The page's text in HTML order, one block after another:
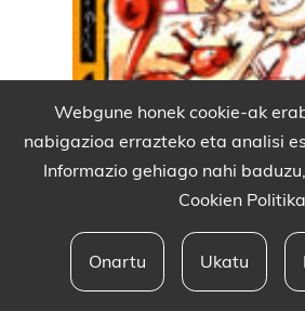
Webgune honek cookie-ak
nabigazioa errazteko eta analisi
Informazio gehiago nahi
Cookien Politika
Onartu Ukatu